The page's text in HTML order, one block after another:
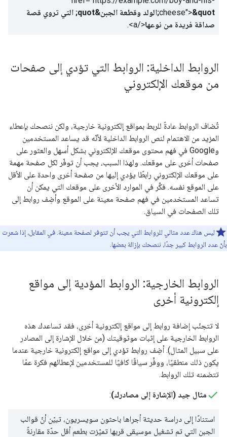
cheese">
&quot;الولد وقطعة الجبن&quot; التي تروي قصة
صداقة فريدة من نوعها</a>
.
الروابط الداخلية: الروابط التي تؤدي إلى صفحات
من موقعك الإلكتروني
تُضاف الروابط عادةً للربط بمواقع إلكترونية خارجية، ولكن ننصحك بإعطاء
المزيد من الاهتمام لنص الروابط الداخلية لأنّه قد يساعد المستخدمين
وGoogle في فهم محتوى موقعك الإلكتروني بشكل أسهل والعثور على
صفحات أخرى على موقعك. ولهذا السبب، يجب أن توفّر لكل صفحة مهمة
على موقعك الإلكتروني رابطًا يؤدي إليها من صفحة أخرى واحدة على الأقل
على الموقع نفسه. فكِّر في الموارد الأخرى على موقعك التي يمكن أن
تساعد المستخدمين في فهم صفحة معينة على الموقع وأضِف روابط إلى
تلك الصفحات في السياق.
ليس هناك عدد مثالي للروابط التي يجب أن تتوفر لصفحة معينة. في المقابل، إذا شعرت
بأنّ عدد الروابط كبير جدًا، ننصحك بإزالة بعضها.
الروابط الخارجية: الروابط المؤدية إلى مواقع
إلكترونية أخرى
لا تتجنّب إضافة روابط إلى مواقع إلكترونية أخرى، فقد تساعدك هذه
الروابط الخارجية على إثبات موثوقيتك (من خلال الإشارة إلى المصادر
على سبيل المثال). أضِف روابط تؤدي إلى مواقع إلكترونية خارجية عندما
يكون ذلك منطقيًا، ووفِّر سياقًا كافيًا للمستخدمين لإعطائهم فكرة عمّا
تتضمنه تلك الروابط.
مثال جيد (الإشارة إلى مصادرك):
استنادًا إلى دراسة حديثة أجراها باحثون سويسريون، تبيّن أنّ قوالب
الجبن التي تم تشغيل موسيقى قربها تميّزت بطعم أقل حدّة مقارنةً